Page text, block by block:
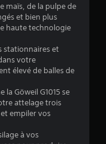
6
é
t
o
maïs, de la pulpe de
et bien plus
haute technologie
stationnaires et
votre
élevé de balles de
Göweil G1015 se
attelage trois
empiler vos
à vos